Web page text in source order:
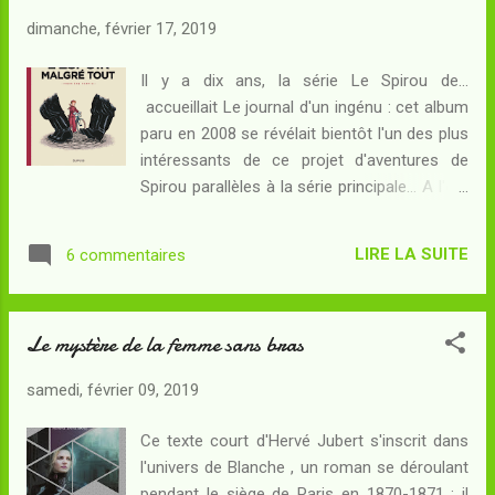
ami Enak, toujours inconsolable après la
désireux de les mettre à l'abri des complots
de l'Impératrice Livie. A Pétra, ils vont trouver
une situation politique des plus complexes :
le roi mène une vie décadente, et sa reine et
son ministre complotent pour lui arracher la
pouvoir. A ces difficultés attendues v...
dimanche, février 17, 2019
Il y a dix ans, la série Le Spirou de...
accueillait Le journal d'un ingénu : cet album
paru en 2008 se révélait bientôt l'un des plus
intéressants de ce projet d'aventures de
Spirou parallèles à la série principale... A l'été
Entresol - son supérieur hiérarchique au
Moustic Hôtel où il est groom - ainsi qu'aux
effet, alors que les tensions ne cessent de
dernière chance vont se tenir entre des
un diplomate allemand : alors que le
troisième Reich de Hitler ne dissimule plus
6 commentaires LIRE LA SUITE
Le mystère de la femme sans bras
samedi, février 09, 2019
Ce texte court d'Hervé Jubert s'inscrit dans
l'univers de Blanche , un roman se déroulant